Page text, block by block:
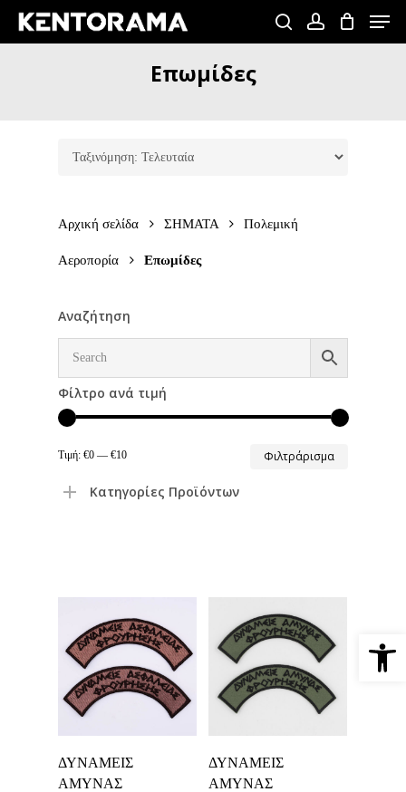
Skip
searchaccount
Menu
Επωμίδες
Αρχική σελίδα ΣΗΜΑΤΑ Πολεμική
Αεροπορία Επωμίδες
Αναζήτηση
Φίλτρο ανά τιμή
Φιλτράρισμα
Τιμή: €0 — €10
Κατηγορίες Προϊόντων
Καλάθι
ΔΥΝΑΜΕΙΣ
ΑΜΥΝΑΣ
Καλάθι
ΔΥΝΑΜΕΙΣ
ΑΜΥΝΑΣ